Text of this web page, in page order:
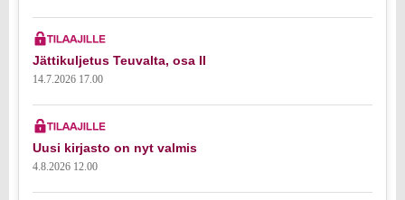
Jättikuljetus Teuvalta, osa II
14.7.2026 17.00
Uusi kirjasto on nyt valmis
4.8.2026 12.00